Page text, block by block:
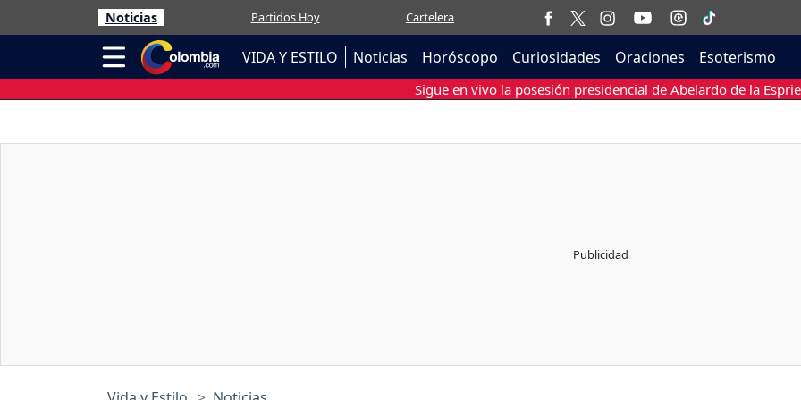
Noticias Partidos Hoy Cartelera
VIDA Y ESTILO Noticias Horóscopo Curiosidades Oraciones Esoterismo
Sigue en vivo la posesión presidencial de Abelardo de la